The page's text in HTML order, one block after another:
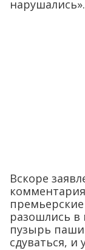
нарушались».
Вскоре
разошлись
пузырь
сдуваться, и